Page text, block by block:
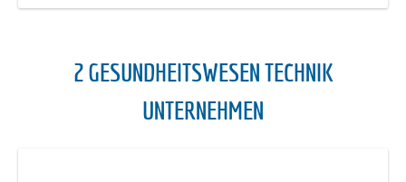
2 GESUNDHEITSWESEN TECHNIK
UNTERNEHMEN